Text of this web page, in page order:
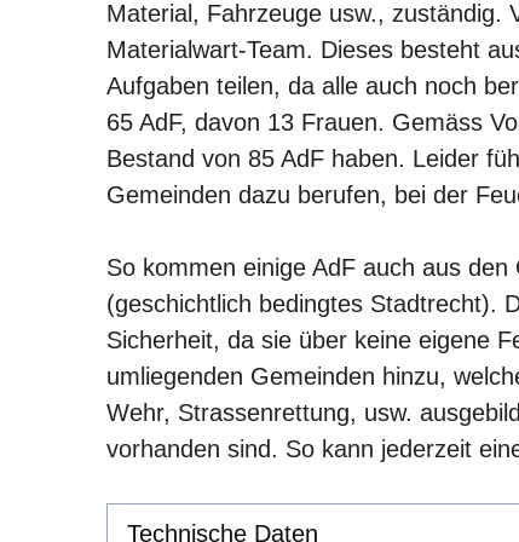
Material, Fahrzeuge usw., zuständig.
Materialwart-Team. Dieses besteht
Aufgaben teilen, da alle auch noch
65 AdF, davon 13 Frauen. Gemäss
Bestand von 85 AdF haben. Leider
Gemeinden dazu berufen, bei der
So kommen einige AdF auch aus
(geschichtlich bedingtes Stadtrecht).
Sicherheit, da sie über keine eigene
umliegenden Gemeinden hinzu,
Wehr, Strassenrettung, usw.
vorhanden sind. So kann jederzeit
Technische Daten